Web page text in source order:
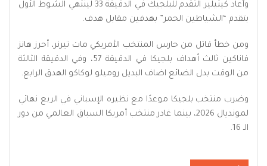
وأعاد كيتيلير التقدم للبلجيك في الدقيقة 33 لينتهي الشوط الأول
بتقدم “الشياطين الحمر” بهدفين مقابل هدف.
ومن خطأ قاتل من حارس المنتخب الأمريكي مات تيرنر، أحرز هانز
فاناكين ثالث أهداف بلجيكا في الدقيقة 57، وفي الدقيقة الثالثة
من الوقت بدل الضائع اضاف البديل روميلو لوكاكو الهدق الرابع.
وضرب منتخب بلجيكا موعدًا مع نظيره الإسباني في الربع نهائي
لمونديال 2026، بينما غادر منتخب أمريكا السباق العالمي من دور
الـ 16.